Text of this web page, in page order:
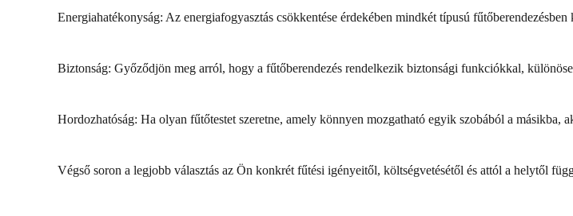
Energiahatékonyság: Az energiafogyasztás csökkentése érdekében mindkét típusú
Biztonság: Győződjön meg arról, hogy a fűtőberendezés rendelkezik biztonsági funkciókkal,
Hordozhatóság: Ha olyan fűtőtestet szeretne, amely könnyen mozgatható egyik szobából a másikba,
Végső soron a legjobb választás az Ön konkrét fűtési igényeitől, költségvetésétől és attól a helytől